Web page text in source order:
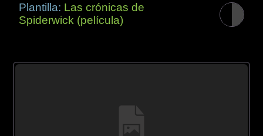
Plantilla: Las crónicas de
Spiderwick (película)